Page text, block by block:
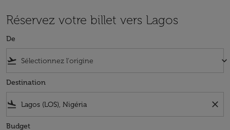
Réservez votre billet vers Lagos
De
flight_takeoff keyboard_arrow_down
Destination
flight_land close
Budget